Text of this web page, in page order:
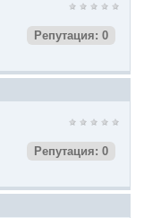
Репутация: 0
Репутация: 0